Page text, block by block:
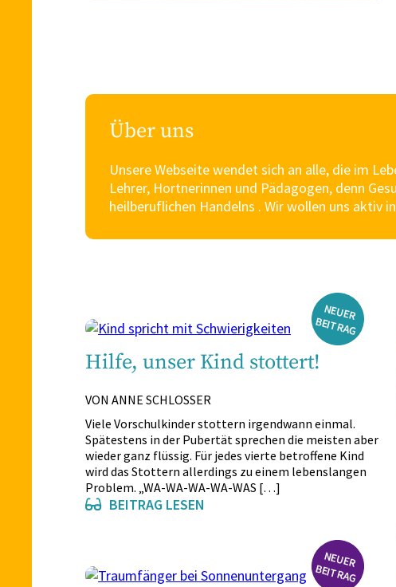
Über uns
Unsere Webseite wendet sich an alle, die im
Lehrer, Hortnerinnen und Pädagogen, denn
heilberuflichen Handelns . Wir wollen uns aktiv
Hilfe, unser Kind stottert!
VON ANNE SCHLOSSER
Viele Vorschulkinder stottern irgendwann einmal.
Spätestens in der Pubertät sprechen die meisten aber
wieder ganz flüssig. Für jedes vierte betroffene Kind
wird das Stottern allerdings zu einem lebenslangen
Problem. „WA-WA-WA-WA-WAS […]
BEITRAG LESEN
N
EU
ER
B
EIT
R
A
G
N
EU
ER
B
EIT
R
A
G